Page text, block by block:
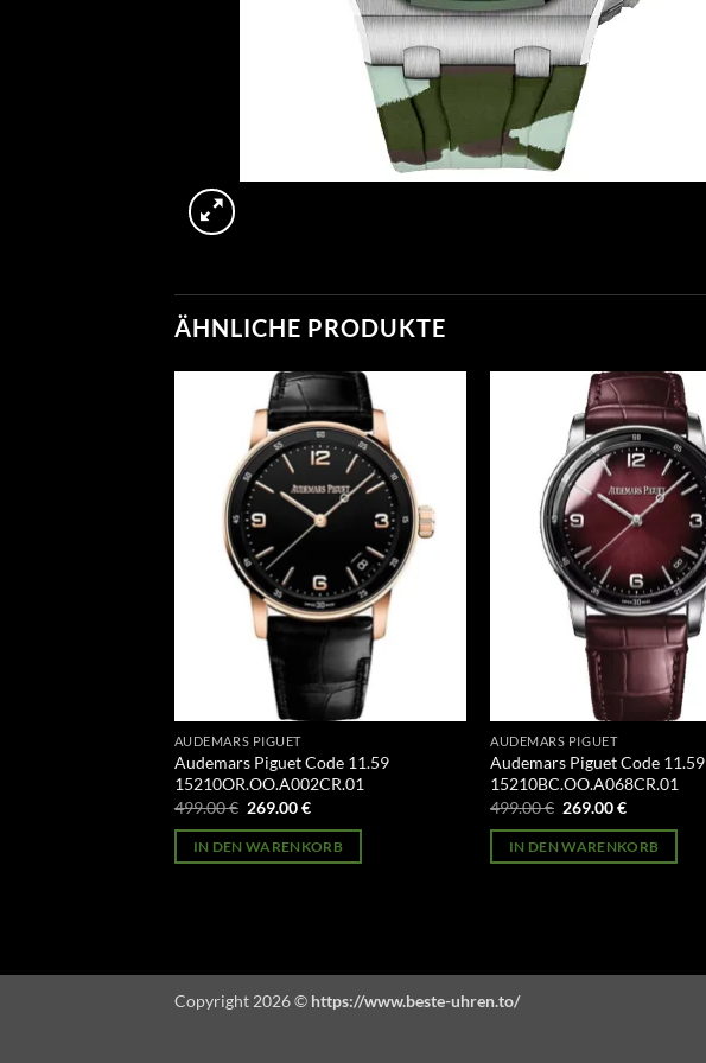
ÄHNLICHE PRODUKTE
AUDEMARS PIGUET
Audemars Piguet Code 11.59
15210OR.OO.A002CR.01
499.00€ Ursprünglicher
war:
499.00 €
269.00€Aktueller
ist:
269.00 €.
IN DEN WARENKORB
AUDEMARS PIGUET
Audemars Piguet Code 11.59
15210BC.OO.A068CR.01
499.00€ Ursprünglicher
war:
499.00 €
269.00€Aktueller
ist:
269.00 €.
IN DEN WARENKORB
Copyright 2026 © https://www.beste-uhren.to/